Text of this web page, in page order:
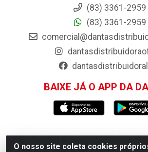
O nosso site coleta cookies
(83) 3361-2959
(83) 3361-2959
BAIXE JÁ O APP DA
Dantas Distribuidora - Rua